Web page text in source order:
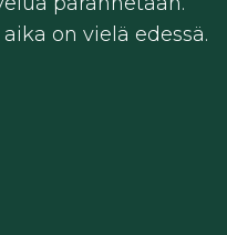
on vielä edessä.